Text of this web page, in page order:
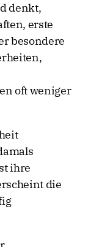
denkt,
erste
besondere
oft weniger
ihre
die